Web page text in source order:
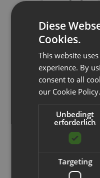
H 6 m | L
Diese
Cookies.
This website
experience. By
consent to all
our Cookie Policy.
Unbedingt
erforderlich
Targeting